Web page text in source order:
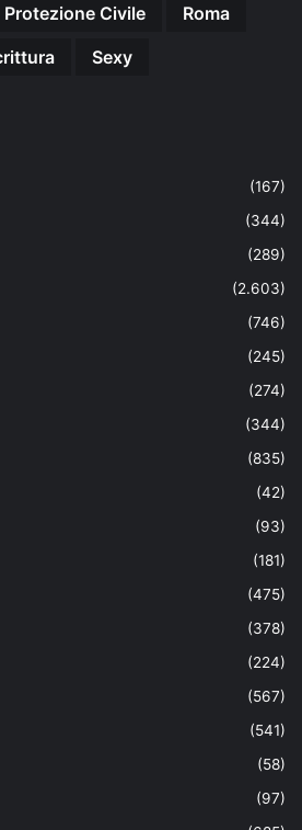
Protezione Civile
Roma
Sexy
(167)
(344)
(289)
(2.603)
(746)
(245)
(274)
(344)
(835)
(42)
(93)
(181)
(475)
(378)
(224)
(567)
(541)
(58)
(97)